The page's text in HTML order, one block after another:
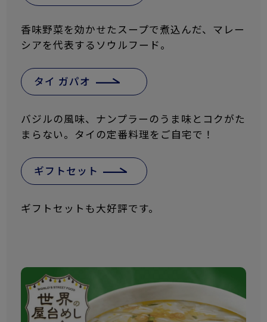
香味野菜を効かせたスープで煮込んだ、マレー
シアを代表するソウルフード。
タイ ガパオ
バジルの風味、ナンプラーのうま味とコクがた
まらない。タイの定番料理をご自宅で！
ギフトセット
ギフトセットも大好評です。